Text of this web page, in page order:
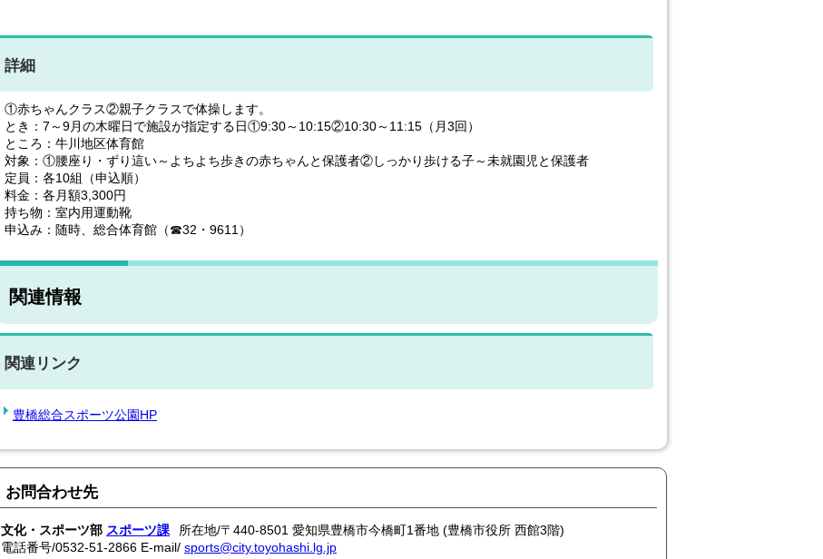
詳細
①赤ちゃんクラス②親子クラスで体操します。
とき：7～9月の木曜日で施設が指定する日①9:30～10:15②10:30～11:15（月3回）
ところ：牛川地区体育館
対象：①腰座り・ずり這い～よちよち歩きの赤ちゃんと保護者②しっかり歩ける子～未就園児と保護者
定員：各10組（申込順）
料金：各月額3,300円
持ち物：室内用運動靴
申込み：随時、総合体育館（☎32・9611）
関連情報
関連リンク
豊橋総合スポーツ公園HP
お問合わせ先
文化・スポーツ部 スポーツ課
所在地/〒440-8501 愛知県豊橋市今橋町1番地 (豊橋市役所 西館3階)
電話番号/0532-51-2866 E-mail/ sports@city.toyohashi.lg.jp